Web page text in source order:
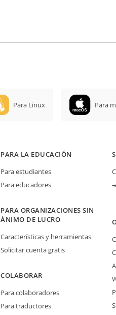
Para Linux Para
PARA LA EDUCACIÓN
Para estudiantes
Para educadores
PARA ORGANIZACIONES SIN
ÁNIMO DE LUCRO
Características y herramientas
Solicitar cuenta gratis
COLABORAR
Para colaboradores
Para traductores